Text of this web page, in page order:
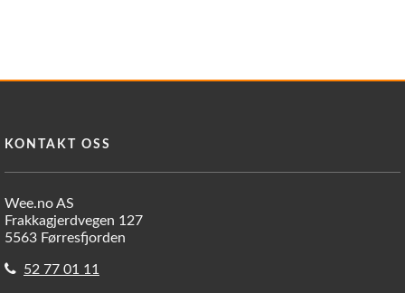
KONTAKT OSS
Wee.no AS
Frakkagjerdvegen 127
5563 Førresfjorden
52 77 01 11